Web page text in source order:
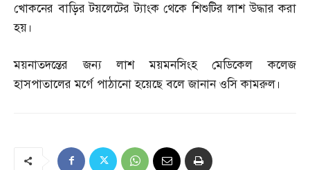
খোকনের বাড়ির টয়লেটের ট্যাংক থেকে শিশুটির লাশ উদ্ধার করা
হয়।
ময়নাতদন্তের জন্য লাশ ময়মনসিংহ মেডিকেল কলেজ
হাসপাতালের মর্গে পাঠানো হয়েছে বলে জানান ওসি কামরুল।